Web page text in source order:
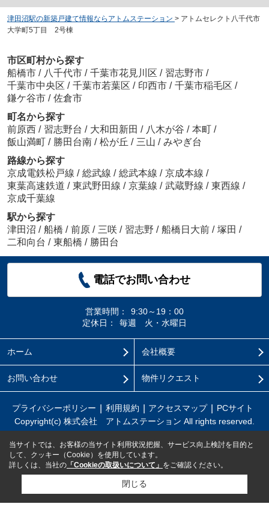
津田沼駅の新築戸建て情報ならアトムステーション > アトムセレクト八千代市
大学町5丁目 2号棟
市区町村から探す
船橋市 / 八千代市 / 千葉市花見川区 / 習志野市 /
千葉市中央区 / 千葉市若葉区 / 印西市 / 千葉市稲毛区 /
鎌ケ谷市 / 佐倉市
町名から探す
前原西 / 習志野台 / 大和田新田 / 八木が谷 / 本町 /
飯山満町 / 勝田台南 / 松が丘 / 三山 / みやぎ台
路線から探す
京成電鉄松戸線 / 総武線 / 総武本線 / 京成本線 /
東葉高速鉄道 / 東武野田線 / 京葉線 / 武蔵野線 / 東西線 /
京成千葉線
駅から探す
津田沼 / 船橋 / 前原 / 三咲 / 習志野 / 船橋日大前 / 塚田 /
二和向台 / 東船橋 / 勝田台
電話でお問い合わせ
営業時間：
9:30～19：00
定休日：
毎週 火・水曜日
ホーム 会社概要
お問い合わせ 物件リクエスト
プライバシーポリシー 利用規約 アクセスマップ
PCサイト
Copyright(c) 株式会社 アトムステーション All rights reserved.
当サイトでは、お客様の当サイト利用状況把握、サービス向上検討を目的と
して、クッキー（Cookie）を使用しています。
詳しくは、当社の 「Cookieの取扱いについて」 をご確認ください。
閉じる